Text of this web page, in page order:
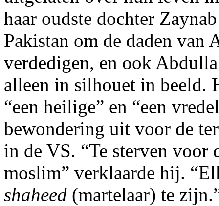
haar oudste dochter
Pakistan om de daden van
verdedigen, en ook
alleen in silhouet in beeld.
“een heilige” en “een
bewondering uit voor de
in de VS. “Te sterven voor
moslim” verklaarde hij.
shaheed (martelaar) te